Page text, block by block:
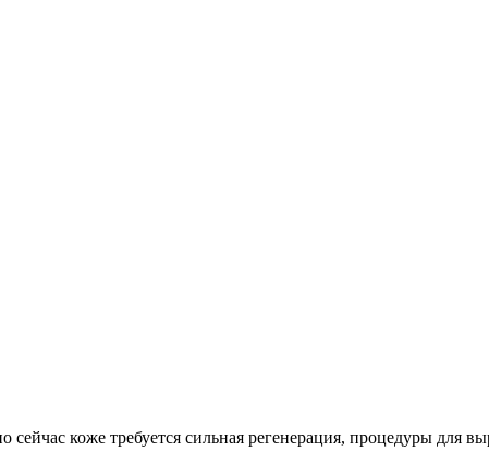
коже требуется сильная регенерация, процедуры для